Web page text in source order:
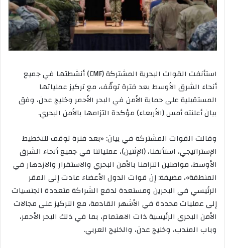
استأنفت القوات البحرية المشتركة (CMF) أنشطتها في جميع
أنحاء الشرق الأوسط بعد فترة توقّف، مع تركيز عملياتها
المستقبلية على حماية الأمن في البحر الأحمر وخليج عدن، وفق
بيان أعلنته أمس (الأربعاء) مؤكدة التزامها بالأمن البحري.
وقالت القوات المشتركة في بيان: «بعد فترة توقف للتخطيط
الإستراتيجي، استأنفنا، (الإثنين)، عملياتنا في جميع أنحاء الشرق
الأوسط، مواصلين التزامنا بالأمن البحري والاستقرار والازدهار في
المنطقة»، مضيفة: إن قوات الدول الأعضاء عادت إلى المقر
الرئيسي في البحرين ومستعدة لدفع الشراكة متعددة الجنسيات
إلى عمليات محددة في الأشهر القادمة، مع التركيز على مجالات
الأمن البحري الرئيسية ذات الاهتمام، بما في ذلك البحر الأحمر،
وباب المندب، وخليج عدن، والخليج العربي.